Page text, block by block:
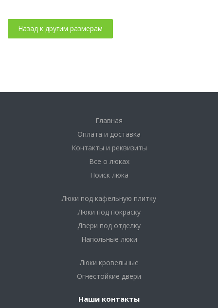
Главная
Оплата и доставка
Контакты и реквизиты
Все о люках
Поиск люка
Люки под кафельную плитку
Люки под покраску
Двери под отделку
Напольные люки
Люки кровельные
Огнестойкие двери
Наши контакты